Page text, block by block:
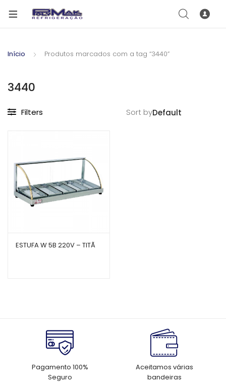
Início Produtos marcados com a tag “3440”
3440
Filters Sort by
ESTUFA W 5B 220V – TITÃ
Pagamento 100%
Seguro
Aceitamos várias
bandeiras